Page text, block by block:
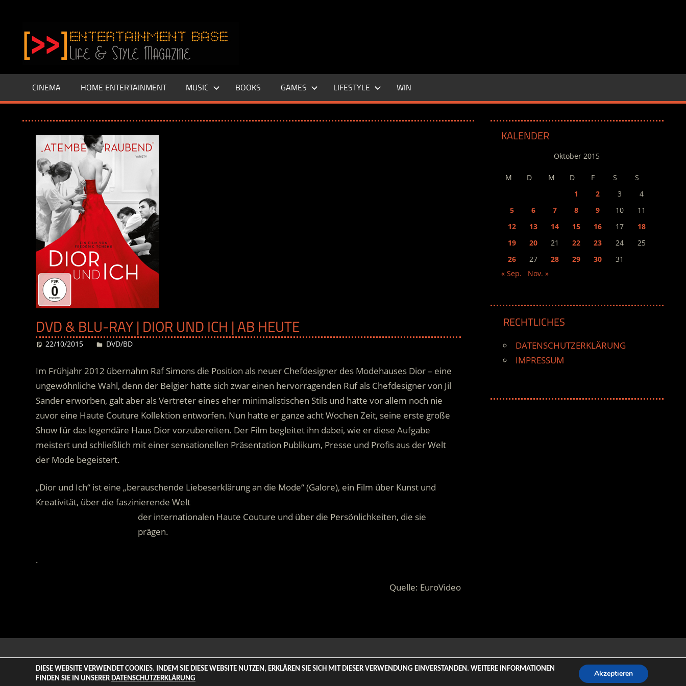
springen
–
LIFE
Base.de
CINEMA HOME ENTERTAINMENT MUSIC BOOKS GAMES LIFESTYLE WIN
DVD & BLU-RAY | DIOR UND ICH | AB HEUTE
22/10/2015 Desiree
DVD/BD
Im Frühjahr 2012 übernahm Raf Simons die Position als neuer Chefdesigner des Modehauses Dior – eine
ungewöhnliche Wahl, denn der Belgier hatte sich zwar einen hervorragenden Ruf als Chefdesigner von Jil
Sander erworben, galt aber als Vertreter eines eher minimalistischen Stils und hatte vor allem noch nie
zuvor eine Haute Couture Kollektion entworfen. Nun hatte er ganze acht Wochen Zeit, seine erste große
Show für das legendäre Haus Dior vorzubereiten. Der Film begleitet ihn dabei, wie er diese Aufgabe
meistert und schließlich mit einer sensationellen Präsentation Publikum, Presse und Profis aus der Welt
der Mode begeistert.
„Dior und Ich“ ist eine „berauschende Liebeserklärung an die Mode“ (Galore), ein Film über Kunst und
Kreativität, über die faszinierende Welt
der internationalen Haute Couture und über die Persönlichkeiten, die sie
prägen.
.
Quelle: EuroVideo
KALENDER
Oktober 2015
M D M D F S
S
1
2 3
4
5
6 7 8 9 10
11
12
13 14 15 16 17
18
19
20 21 22 23 24
25
26
27 28 29 30
31
« Sep.
Nov. »
RECHTLICHES
DATENSCHUTZERKLÄRUNG
IMPRESSUM
© 2026 ENTERTAINMENT BASE – Life & Style Magazine. All Rights Reserved. | Based on WordPress-Theme: Tortuga von ThemeZee.
DIESE WEBSITE VERWENDET COOKIES. INDEM SIE DIESE WEBSITE NUTZEN, ERKLÄREN SIE SICH MIT DIESER VERWENDUNG EINVERSTANDEN. WEITERE INFORMATIONEN
FINDEN SIE IN UNSERER DATENSCHUTZERKLÄRUNG
Akzeptieren